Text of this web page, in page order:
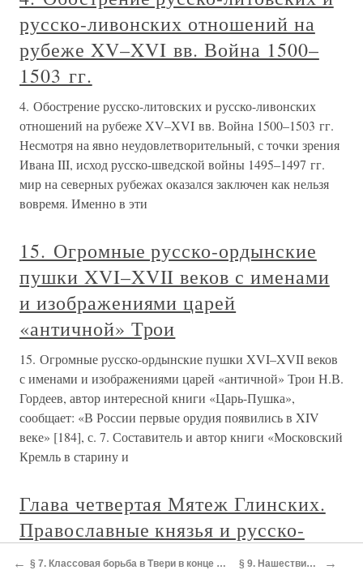
русско-ливонских отношений на
рубеже XV–XVI вв. Война 1500–
1503 гг.
4. Обострение русско-литовских и русско-ливонских
отношений на рубеже XV–XVI вв. Война 1500–1503 гг.
Несмотря на явно неудовлетворительный, с точки зрения
Ивана III, исход русско-шведской войны 1495–1497 гг.
мир на северных рубежах оказался заключен как нельзя
вовремя. Именно в эти
15. Огромные русско-ордынские
пушки XVI–XVII веков с именами
и изображениями царей
«античной» Трои
15. Огромные русско-ордынские пушки XVI–XVII веков
с именами и изображениями царей «античной» Трои Н.В.
Гордеев, автор интересной книги «Царь-Пушка»,
сообщает: «В России первые орудия появились в XIV
веке» [184], с. 7. Составитель и автор книги «Московский
Кремль в старину и
Глава четвертая Мятеж Глинских.
Православные князья и русско-
литовские войны первой трети
← § 7. Классовая борьба в Твери в конце XIV — начале XV в. и московско-тверские взаимоотношения. Московско-нижегородские и московско-рязанские взаимоотношения в это время § 9. Нашествие на Русь татарских войск под предводительством Едигея →